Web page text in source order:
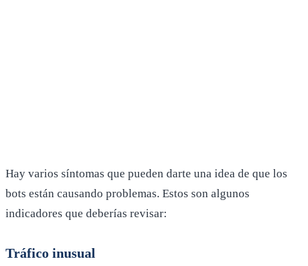
Hay varios síntomas que pueden darte una idea de que los
bots están causando problemas. Estos son algunos
indicadores que deberías revisar:
Tráfico inusual